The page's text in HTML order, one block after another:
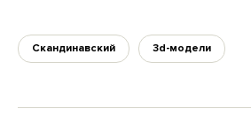
Скандинавский 3d-модели